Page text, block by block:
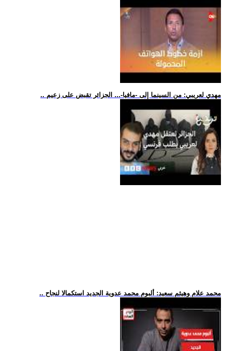
.. مهدي لعريبي: من السينما إلى -مافيا-... الجزائر تقبض على زعيم
.. محمد علام وهيثم سعيد: ألبوم محمد عدوية الجديد استكمالا لنجاح